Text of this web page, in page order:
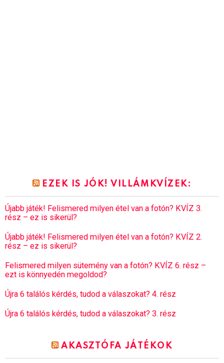
EZEK IS JÓK! VILLÁMKVÍZEK:
Újabb játék! Felismered milyen étel van a fotón? KVÍZ 3.
rész – ez is sikerül?
Újabb játék! Felismered milyen étel van a fotón? KVÍZ 2.
rész – ez is sikerül?
Felismered milyen sütemény van a fotón? KVÍZ 6. rész –
ezt is könnyedén megoldod?
Újra 6 találós kérdés, tudod a válaszokat? 4. rész
Újra 6 találós kérdés, tudod a válaszokat? 3. rész
AKASZTÓFA JÁTÉKOK